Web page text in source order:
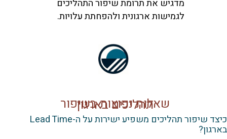
מדגיש את תרומת שיפור התהליכים
לגמישות ארגונית ולהפחתת עלויות.
שאלות נפוצות בשיפור תהליכים בארגון
כיצד שיפור תהליכים משפיע ישירות על ה-Lead Time